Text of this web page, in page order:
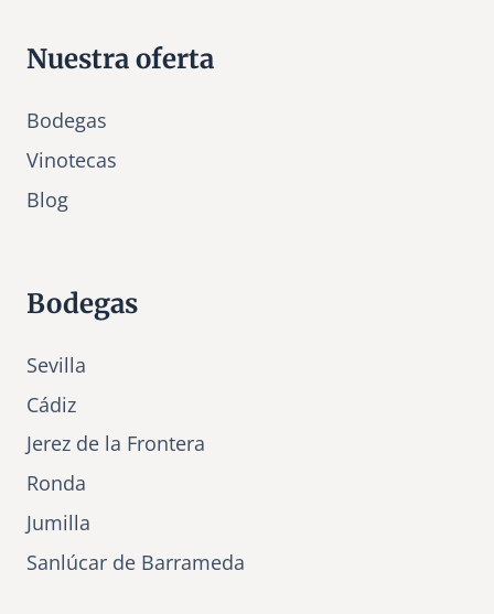
Nuestra oferta
Bodegas
Vinotecas
Blog
Bodegas
Sevilla
Cádiz
Jerez de la Frontera
Ronda
Jumilla
Sanlúcar de Barrameda